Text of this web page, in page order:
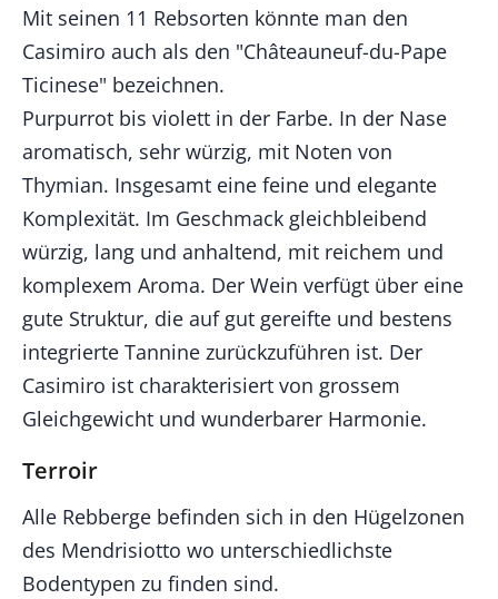
Mit seinen 11 Rebsorten könnte man den
Casimiro auch als den "Châteauneuf-du-Pape
Ticinese" bezeichnen.
Purpurrot bis violett in der Farbe. In der Nase
aromatisch, sehr würzig, mit Noten von
Thymian. Insgesamt eine feine und elegante
Komplexität. Im Geschmack gleichbleibend
würzig, lang und anhaltend, mit reichem und
komplexem Aroma. Der Wein verfügt über eine
gute Struktur, die auf gut gereifte und bestens
integrierte Tannine zurückzuführen ist. Der
Casimiro ist charakterisiert von grossem
Gleichgewicht und wunderbarer Harmonie.
Terroir
Alle Rebberge befinden sich in den Hügelzonen
des Mendrisiotto wo unterschiedlichste
Bodentypen zu finden sind.